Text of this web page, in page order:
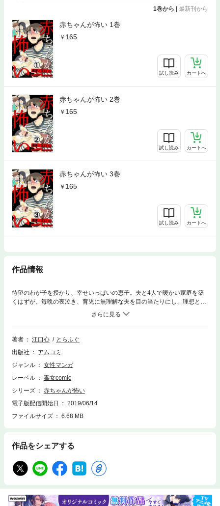
1巻から | 最新刊から
赤ちゃんが怖い 1巻
165
試し読み カートへ
赤ちゃんが怖い 2巻
165
試し読み カートへ
赤ちゃんが怖い 3巻
165
試し読み カートへ
作品情報
待望のわが子を授かり、幸せいっぱいの恵子。夫と4人で暖かい家庭を築
くはずが、毎晩の夜泣き、育児に無理解な夫を目の当たりにし、理想と現
実のギャップに打ちのめされていく。心身ともに疲弊し、出口の見えない
不安感を赤裸々に描く「赤ちゃんが怖い」。常に母親に従って生きてきた
アラサー女子・由美子。最愛の彼との結婚を夢見るが、支配欲にまみれた
母親の影が忍び寄ってくる「毒ママの鎖」。どこにでもある幸せが欲しい
著者 江口心
とらふぐ
出版社
アムコミ
ジャンル
女性マンガ
レーベル
毒女comic
シリーズ
赤ちゃんが怖い
電子版配信開始日
2019/06/14
ファイルサイズ
6.68 MB
作品をシェアする